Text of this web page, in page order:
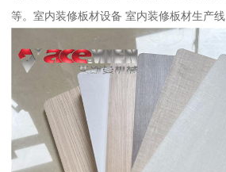
等。室内装修板材设备 室内装修板材生产线